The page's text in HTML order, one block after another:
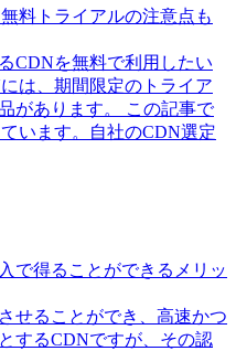
料トライアルの注意点も
CDNを無料で利用したい
は、期間限定のトライア
があります。 この記事で
います。自社のCDN選定
で得ることができるメリッ
せることができ、高速かつ
するCDNですが、その認